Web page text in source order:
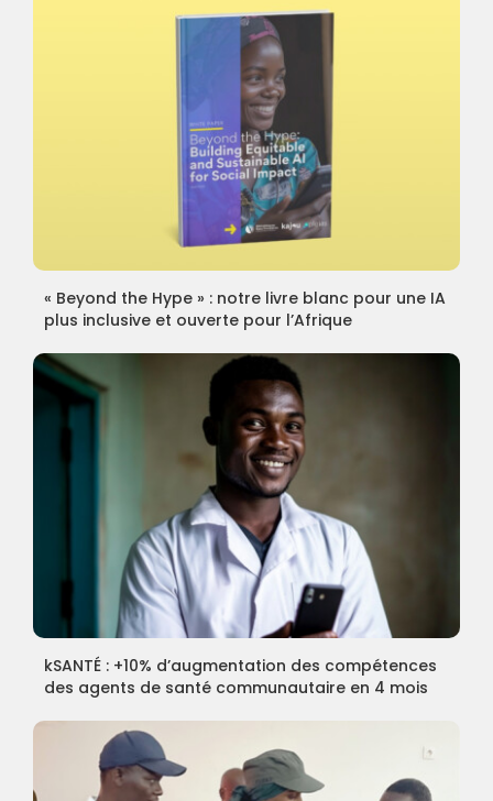
« Beyond the Hype » : notre livre blanc pour une IA
plus inclusive et ouverte pour l’Afrique
kSANTÉ : +10% d’augmentation des compétences
des agents de santé communautaire en 4 mois